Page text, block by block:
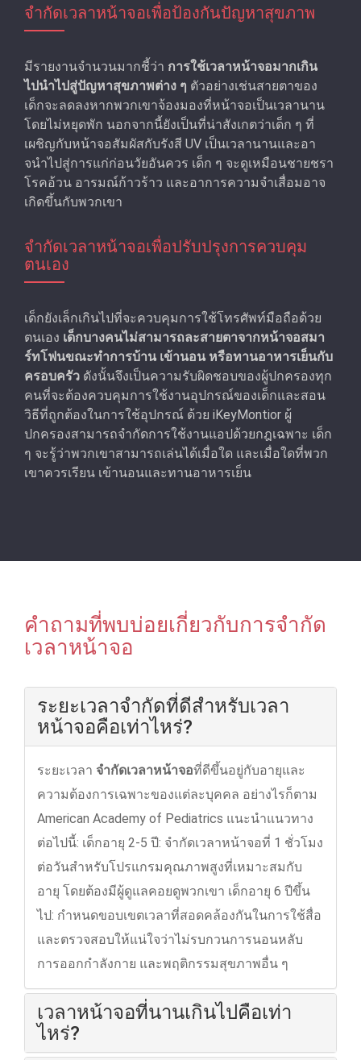
จํากัดเวลาหน้าจอเพื่อป้องกันปัญหาสุขภาพ
มีรายงานจํานวนมากชี้ว่า การใช้เวลาหน้าจอมากเกิน
ไปนําไปสู่ปัญหาสุขภาพต่าง ๆ ตัวอย่างเช่นสายตาของ
เด็กจะลดลงหากพวกเขาจ้องมองที่หน้าจอเป็นเวลานาน
โดยไม่หยุดพัก นอกจากนี้ยังเป็นที่น่าสังเกตว่าเด็ก ๆ ที่
เผชิญกับหน้าจอสัมผัสกับรังสี UV เป็นเวลานานและอา
จนําไปสู่การแก่ก่อนวัยอันควร เด็ก ๆ จะดูเหมือนชายชรา
โรคอ้วน อารมณ์ก้าวร้าว และอาการความจําเสื่อมอาจ
เกิดขึ้นกับพวกเขา
จํากัดเวลาหน้าจอเพื่อปรับปรุงการควบคุม
ตนเอง
เด็กยังเล็กเกินไปที่จะควบคุมการใช้โทรศัพท์มือถือด้วย
ตนเอง เด็กบางคนไม่สามารถละสายตาจากหน้าจอสมา
ร์ทโฟนขณะทำการบ้าน เข้านอน หรือทานอาหารเย็นกับ
ครอบครัว ดังนั้นจึงเป็นความรับผิดชอบของผู้ปกครองทุก
คนที่จะต้องควบคุมการใช้งานอุปกรณ์ของเด็กและสอน
วิธีที่ถูกต้องในการใช้อุปกรณ์ ด้วย iKeyMontior ผู้
ปกครองสามารถจํากัดการใช้งานแอปด้วยกฎเฉพาะ เด็ก
ๆ จะรู้ว่าพวกเขาสามารถเล่นได้เมื่อใด และเมื่อใดที่พวก
เขาควรเรียน เข้านอนและทานอาหารเย็น
คําถามที่พบบ่อยเกี่ยวกับการจํากัด
เวลาหน้าจอ
ระยะเวลาจํากัดที่ดีสําหรับเวลา
หน้าจอคือเท่าไหร่?
ระยะเวลา จำกัดเวลาหน้าจอที่ดีขึ้นอยู่กับอายุและ
ความต้องการเฉพาะของแต่ละบุคคล อย่างไรก็ตาม
American Academy of Pediatrics แนะนําแนวทาง
ต่อไปนี้: เด็กอายุ 2-5 ปี: จํากัดเวลาหน้าจอที่ 1 ชั่วโมง
ต่อวันสำหรับโปรแกรมคุณภาพสูงที่เหมาะสมกับ
อายุ โดยต้องมีผู้ดูแลคอยดูพวกเขา เด็กอายุ 6 ปีขึ้น
ไป: กําหนดขอบเขตเวลาที่สอดคล้องกันในการใช้สื่อ
และตรวจสอบให้แน่ใจว่าไม่รบกวนการนอนหลับ
การออกกําลังกาย และพฤติกรรมสุขภาพอื่น ๆ
เวลาหน้าจอที่นานเกินไปคือเท่า
ไหร่?